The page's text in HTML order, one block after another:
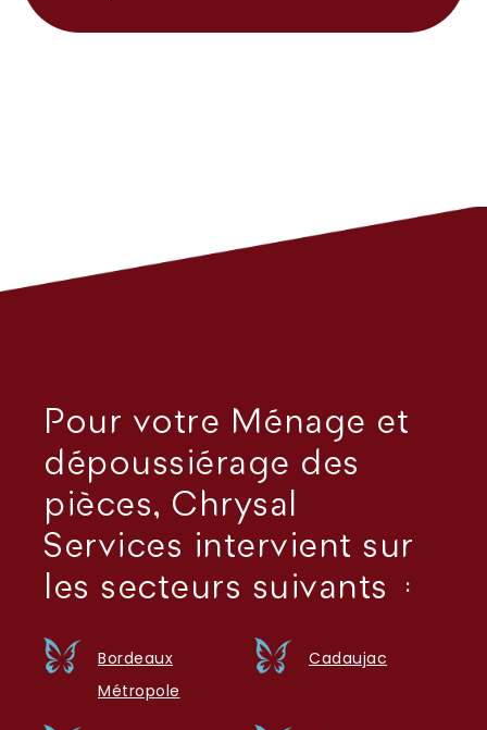
Pour votre Ménage et
dépoussiérage des
pièces, Chrysal
Services intervient sur
les secteurs suivants :
Bordeaux
Métropole
Cadaujac